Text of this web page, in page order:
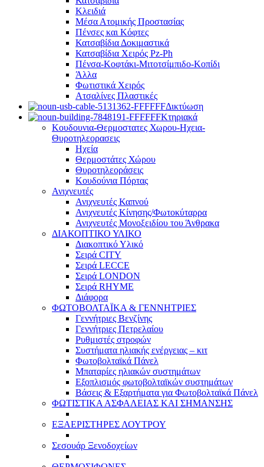
Κλειδιά
Μέσα Ατομικής Προστασίας
Πένσες και Κόφτες
Κατσαβίδια Δοκιμαστικά
Κατσαβίδια Χειρός Pz-Ph
Πένσα-Κοφτάκι-Μιτοτσίμπιδο-Κοπίδι
Άλλα
Φωτιστικά Χειρός
Ατσαλίνες Πλαστικές
Δικτύωση
Κτηριακά
Κουδουνια-Θερμοστατες Χωρου-Ηχεια-
Θυροτηλεορασεις
Ηχεία
Θερμοστάτες Χώρου
Θυροτηλεοράσεις
Κουδούνια Πόρτας
Ανιχνευτές
Ανιχνευτές Καπνού
Ανιχνευτές Κίνησης/Φωτοκύταρρα
Ανιχνευτές Μονοξειδίου του Άνθρακα
ΔΙΑΚΟΠΤΙΚΟ ΥΛΙΚΟ
Διακοπτικό Υλικό
Σειρά CITY
Σειρά LECCE
Σειρά LONDON
Σειρά RHYME
Διάφορα
ΦΩΤΟΒΟΛΤΑΪΚΑ & ΓΕΝΝΗΤΡΙΕΣ
Γεννήτριες Βενζίνης
Γεννήτριες Πετρελαίου
Ρυθμιστές στροφών
Συστήματα ηλιακής ενέργειας – κιτ
Φωτοβολταϊκά Πάνελ
Μπαταρίες ηλιακών συστημάτων
Εξοπλισμός φωτοβολταϊκών συστημάτων
Βάσεις & Εξαρτήματα για Φωτοβολταϊκά Πάνελ
ΦΩΤΙΣΤΙΚΑ ΑΣΦΑΛΕΙΑΣ ΚΑΙ ΣΗΜΑΝΣΗΣ
ΕΞΑΕΡΙΣΤΗΡΕΣ ΛΟΥΤΡΟΥ
Σεσουάρ Ξενοδοχείων